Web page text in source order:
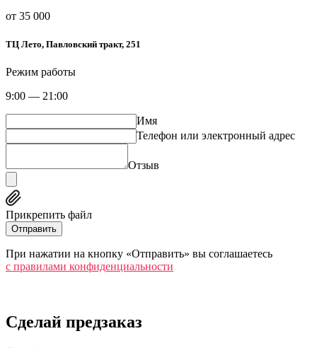
от 35 000
​ТЦ Лето​, Павловский тракт, 251
Режим работы
9:00 — 21:00
Имя
Телефон или электронный адрес
Отзыв
Прикрепить файл
Отправить
При нажатии на кнопку «Отправить» вы соглашаетесь
c правилами конфиденциальности
Сделай предзаказ